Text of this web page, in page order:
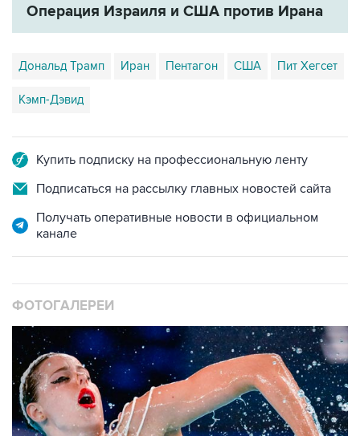
Операция Израиля и США против Ирана
Дональд Трамп Иран Пентагон США Пит Хегсет
Кэмп-Дэвид
Купить подписку на профессиональную ленту
Подписаться на рассылку главных новостей сайта
Получать оперативные новости в официальном
канале
ФОТОГАЛЕРЕИ